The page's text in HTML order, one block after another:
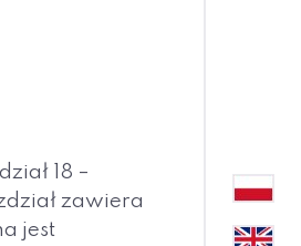
18 –
zawiera
jest